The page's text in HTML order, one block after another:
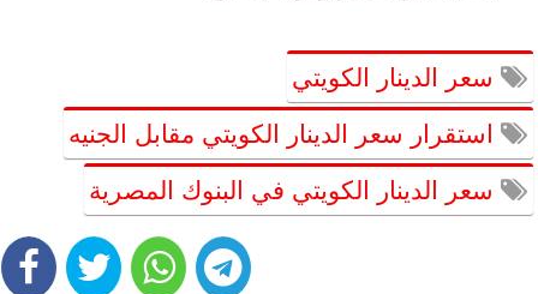
سعر الدينار الكويتي
استقرار سعر الدينار الكويتي مقابل الجنيه
سعر الدينار الكويتي في البنوك المصرية